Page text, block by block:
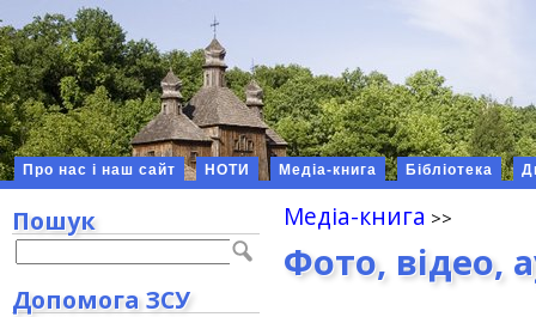
Про нас і наш сайт НОТИ Медіа-книга Бібліотека
Медіа-книга
Фото, відео,
Пошук
Допомога ЗСУ